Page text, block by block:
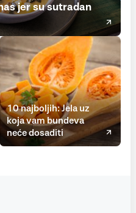
jer su sutradan
10 najboljih: Jela uz
koja vam bundeva
neće dosaditi